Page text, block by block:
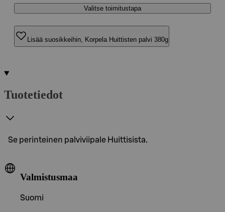
Valitse toimitustapa
Lisää suosikkeihin, Korpela Huittisten palvi 380g
Tuotetiedot
Se perinteinen palviviipale Huittisista.
Valmistusmaa
Suomi